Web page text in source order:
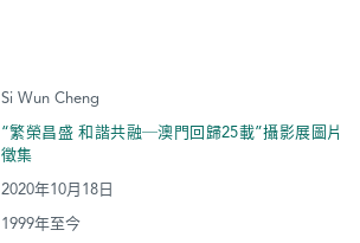
Si Wun Cheng
“繁榮昌盛 和諧共融─澳門回歸25載”攝影展圖片
徵集
2020年10月18日
1999年至今